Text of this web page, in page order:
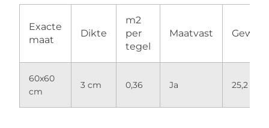
Exacte
maat
Dikte
m2
per
tegel
Maatvast
60x60
cm
3 cm 0,36 Ja 25,2 kg